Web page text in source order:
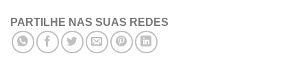
PARTILHE NAS SUAS REDES